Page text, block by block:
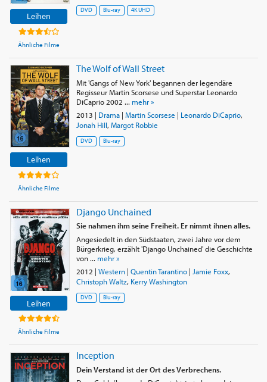
Leihen
Ähnliche Filme
DVD Blu-ray 4K UHD
Leihen
Ähnliche Filme
The Wolf of Wall Street
Mit 'Gangs of New York' begannen der legendäre
Regisseur Martin Scorsese und Superstar Leonardo
DiCaprio 2002 ... mehr »
2013 | Drama| Martin Scorsese | Leonardo DiCaprio,
Jonah Hill, Margot Robbie
DVD Blu-ray
Leihen
Ähnliche Filme
Django Unchained
Sie nahmen ihm seine Freiheit. Er nimmt ihnen alles.
Angesiedelt in den Südstaaten, zwei Jahre vor dem
Bürgerkrieg, erzählt 'Django Unchained' die Geschichte
von ... mehr »
2012 | Western| Quentin Tarantino| Jamie Foxx,
Christoph Waltz, Kerry Washington
DVD Blu-ray
Inception
Dein Verstand ist der Ort des Verbrechens.